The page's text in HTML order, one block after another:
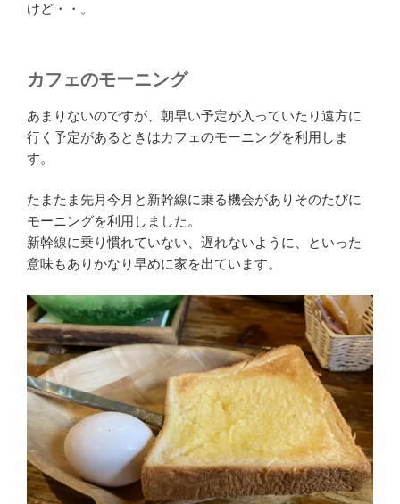
けど・・。
カフェのモーニング
あまりないのですが、朝早い予定が入っていたり遠方に
行く予定があるときはカフェのモーニングを利用しま
す。
たまたま先月今月と新幹線に乗る機会がありそのたびに
モーニングを利用しました。
新幹線に乗り慣れていない、遅れないように、といった
意味もありかなり早めに家を出ています。